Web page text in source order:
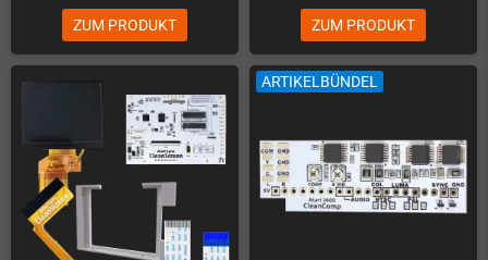
ZUM PRODUKT ZUM PRODUKT
ARTIKELBÜNDEL